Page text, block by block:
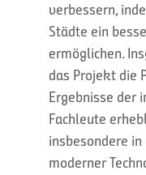
verbessern,
Städte ein
ermöglichen.
das Projekt die
Ergebnisse der
Fachleute
insbesondere
moderner